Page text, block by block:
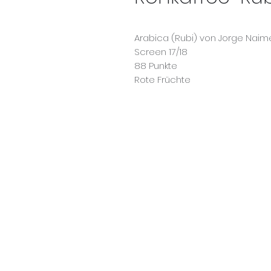
Arabica (Rubi) von Jorge
Screen 17/18
88 Punkte
Rote Früchte